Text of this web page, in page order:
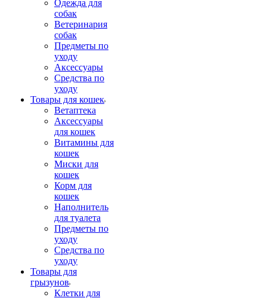
Одежда для
собак
Ветеринария
собак
Предметы по
уходу
Аксессуары
Средства по
уходу
Товары для кошек
Ветаптека
Аксессуары
для кошек
Витамины для
кошек
Миски для
кошек
Корм для
кошек
Наполнитель
для туалета
Предметы по
уходу
Средства по
уходу
Товары для
грызунов
Клетки для